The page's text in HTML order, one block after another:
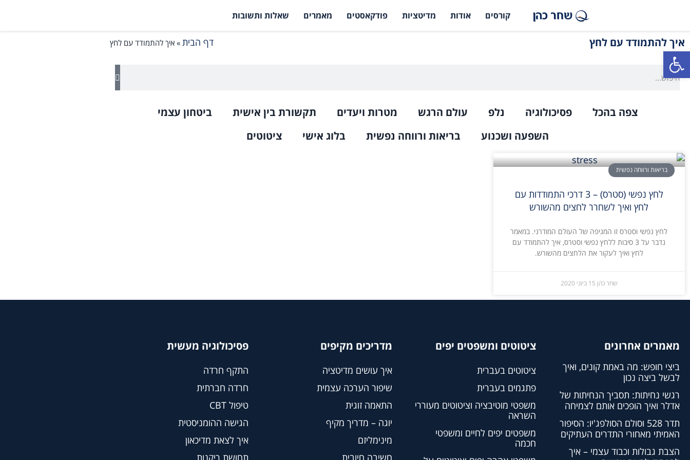
פתח סרגל נגישות
קורסים אודות מדיטציות פודקאסטים מאמרים שאלות ותשובות
איך להתמודד עם לחץ דף הבית » איך להתמודד עם לחץ
צפה בהכל פסיכולוגיה נלפ עולם הרגש מטרות ויעדים תקשורת בין אישית
ביטחון עצמי
השפעה ושכנוע
בריאות ורווחה נפשית בלוג אישי ציטוטים
בריאות ורווחה נפשית
לחץ נפשי (סטרס) – 3 דרכי התמודדות עם
לחץ ואיך לשחרר לחצים מהשורש
לחץ נפשי וסטרס זו המגיפה של העולם המודרני. במאמר
נדבר על 3 סיבות ללחץ נפשי וסטרס, איך להתמודד עם
לחץ ואיך לעקור את הלחצים מהשורש.
שחר כהן 15 ביוני 2020
מאמרים אחרונים
ביצי חופש: מה באמת קונים, ואיך
לבשל ביצה נכון
רגשי נחיתות: תסביך הנחיתות של
אדלר ואיך הופכים אותם לצמיחה
תדר 528 וסולם הסולפג'יו: הסיפור
האמיתי מאחורי התדרים העתיקים
הצבת גבולות וכבוד עצמי – איך
ציטוטים ומשפטים יפים
ציטוטים בעברית
פתגמים בעברית
משפטי מוטיבציה וציטוטים מעוררי
השראה
משפטים יפים לחיים ומשפטי
חכמה
מדריכים מקיפים
איך עושים מדיטציה
שיפור הערכה עצמית
התאמה זוגית
יוגה – מדריך מקיף
מינימליזם
פסיכולוגיה מעשית
התקף חרדה
חרדה חברתית
טיפול CBT
הגישה ההומניסטית
איך לצאת מדיכאון